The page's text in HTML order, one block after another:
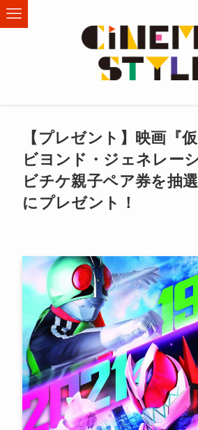
【プレゼント】映画『
ビヨンド・ジェネレー
ビチケ親子ペア券を抽
にプレゼント！